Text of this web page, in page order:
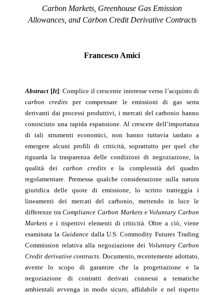
Carbon Markets, Greenhouse Gas Emission
Allowances, and Carbon Credit Derivative Contracts
Francesco Amici
Abstract [It]: Complice il crescente interesse verso l’acquisto di
carbon credits per compensare le emissioni di gas serra
derivanti dai processi produttivi, i mercati del carbonio hanno
conosciuto una rapida espansione. Al crescere dell’importanza
di tali strumenti economici, non hanno tuttavia tardato a
emergere alcuni profili di criticità, soprattutto per quel che
riguarda la trasparenza delle condizioni di negoziazione, la
qualità dei carbon creditse la complessità del quadro
regolamentare. Premessa qualche considerazione sulla natura
giuridica delle quote di emissione, lo scritto tratteggia i
lineamenti dei mercati del carbonio, mettendo in luce le
differenze traCompliance Carbon MarketseVoluntary Carbon
Markets e i rispettivi elementi di criticità. Oltre a ciò, viene
esaminata la Guidancedalla U.S. Commodity Futures Trading
Commission relativa alla negoziazione dei Voluntary Carbon
Credit derivative contracts. Documento, recentemente adottato,
avente lo scopo di garantire che la progettazione e la
negoziazione di contratti derivati connessi a tematiche
ambientali avvenga in modo sicuro, affidabile e nel rispetto